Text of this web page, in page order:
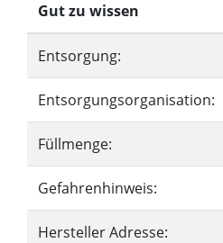
Gut zu wissen
Entsorgung:
Entsorgungsorganisation:
Füllmenge:
Gefahrenhinweis:
Hersteller Adresse: